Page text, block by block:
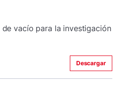
de vacío para la investigación
Descargar